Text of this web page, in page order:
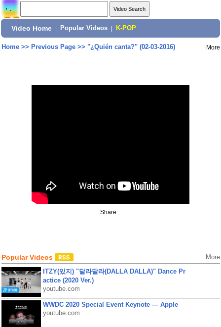
Video Home Popular Videos K-POP
Home>> Previous Page>> "¿Quién canta?" (02-03-2016) More
Share:
Popular Videos More
ITZY(있지) "달라달라(DALLA DALLA)" Dance Pr
actice (2020 Ver.)
youtube.com
WWDC 2020 Special Event Keynote — Apple
youtube.com